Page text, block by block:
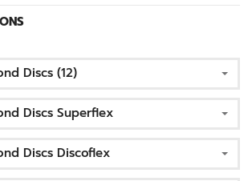
Discs (12)
Discs Superflex
Discs Discoflex